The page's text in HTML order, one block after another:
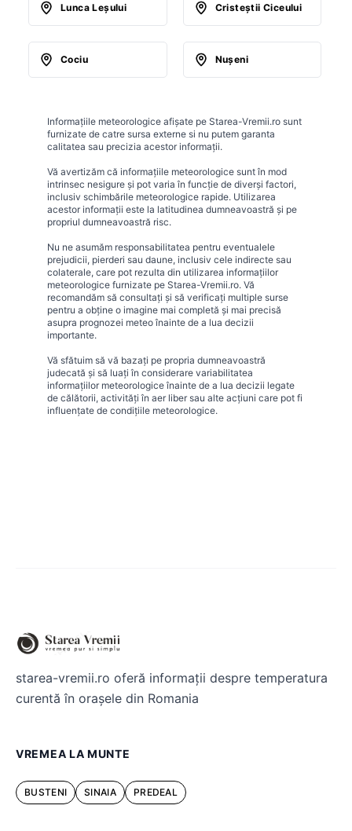
Lunca Leşului Cristeştii Ciceului
Cociu Nuşeni
Informațiile meteorologice afișate pe Starea-Vremii.ro sunt
furnizate de catre sursa externe si nu putem garanta
calitatea sau precizia acestor informații.
Vă avertizăm că informațiile meteorologice sunt în mod
intrinsec nesigure și pot varia în funcție de diverși factori,
inclusiv schimbările meteorologice rapide. Utilizarea
acestor informații este la latitudinea dumneavoastră și pe
propriul dumneavoastră risc.
Nu ne asumăm responsabilitatea pentru eventualele
prejudicii, pierderi sau daune, inclusiv cele indirecte sau
colaterale, care pot rezulta din utilizarea informațiilor
meteorologice furnizate pe Starea-Vremii.ro. Vă
recomandăm să consultați și să verificați multiple surse
pentru a obține o imagine mai completă și mai precisă
asupra prognozei meteo înainte de a lua decizii
importante.
Vă sfătuim să vă bazați pe propria dumneavoastră
judecată și să luați în considerare variabilitatea
informațiilor meteorologice înainte de a lua decizii legate
de călătorii, activități în aer liber sau alte acțiuni care pot fi
influențate de condițiile meteorologice.
starea-vremii.ro oferă informații despre temperatura
curentă în orașele din Romania
VREMEA LA MUNTE
BUSTENI SINAIA PREDEAL